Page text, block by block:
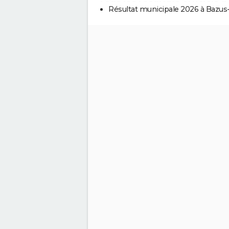
Résultat municipale 2026 à